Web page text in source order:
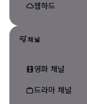
웹하드
채널
영화 채널
드라마 채널